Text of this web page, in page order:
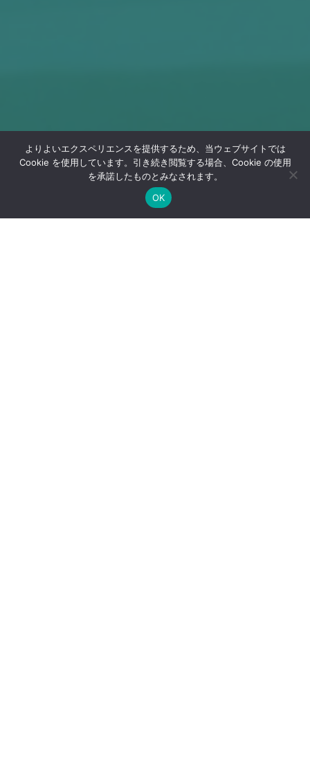
よりよいエクスペリエンスを提供するため、当ウェブサイトでは
Cookie を使用しています。引き続き閲覧する場合、Cookie の使用
を承諾したものとみなされます。
OK